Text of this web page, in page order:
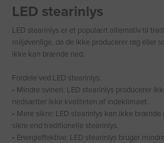
LED stearinlys
LED stearinlys er et populært alternativ til
miljøvenlige, da de ikke producerer røg eller
ikke kan brænde ned.
Fordele ved LED stearinlys:
• Mindre svineri: LED stearinlys producerer
nedsætter ikke kvaliteten af indeklimaet.
• Mere sikre: LED stearinlys kan ikke brænde
sikre end traditionelle stearinlys.
• Energieffektive: LED stearinlys bruger